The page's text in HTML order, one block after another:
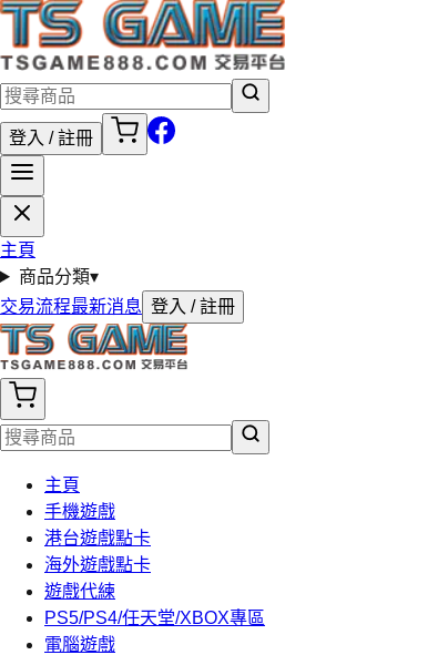
登入 / 註冊
主頁
商品分類▾
交易流程最新消息 登入 / 註冊
主頁
手機遊戲
港台遊戲點卡
海外遊戲點卡
遊戲代練
PS5/PS4/任天堂/XBOX專區
電腦遊戲